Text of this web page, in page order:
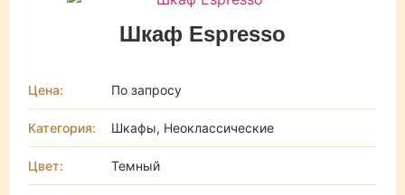
Шкаф Espresso
Цена: По запросу
Категория: Шкафы, Неоклассические
Цвет: Темный